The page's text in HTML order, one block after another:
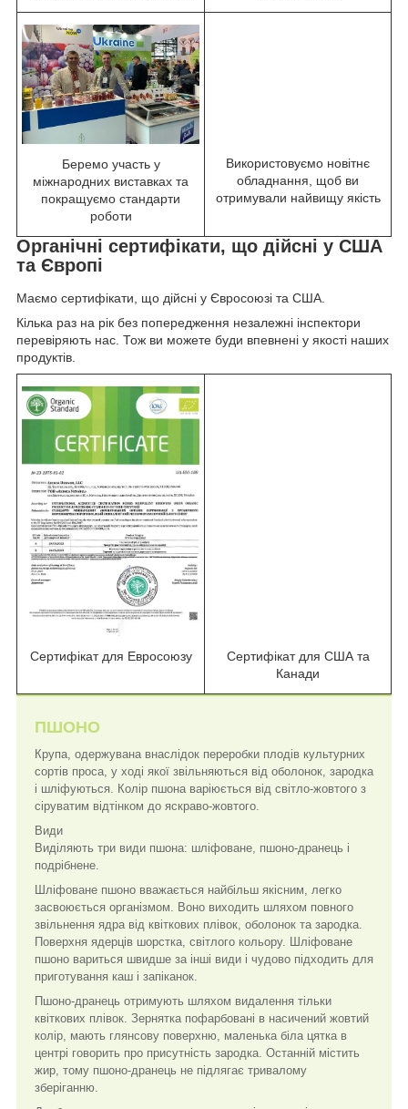
Беремо участь у
міжнародних виставках та
покращуємо стандарти
роботи
Використовуємо новітнє
обладнання, щоб ви
отримували найвищу якість
Органічні сертифікати, що дійсні у США
та Європі
Маємо сертифікати, що дійсні у Євросоюзі та США.
Кілька раз на рік без попередження незалежні інспектори
перевіряють нас. Тож ви можете буди впевнені у якості наших
продуктів.
Сертифікат для Евросоюзу
Сертифікат для США та
Канади
ПШОНО
Крупа, одержувана внаслідок переробки плодів культурних
сортів проса, у ході якої звільняються від оболонок, зародка
і шліфуються. Колір пшона варіюється від світло-жовтого з
сіруватим відтінком до яскраво-жовтого.
Види
Виділяють три види пшона: шліфоване, пшоно-дранець і
подрібнене.
Шліфоване пшоно вважається найбільш якісним, легко
засвоюється організмом. Воно виходить шляхом повного
звільнення ядра від квіткових плівок, оболонок та зародка.
Поверхня ядерців шорстка, світлого кольору. Шліфоване
пшоно вариться швидше за інші види і чудово підходить для
приготування каш і запіканок.
Пшоно-дранець отримують шляхом видалення тільки
квіткових плівок. Зернятка пофарбовані в насичений жовтий
колір, мають глянсову поверхню, маленька біла цятка в
центрі говорить про присутність зародка. Останній містить
жир, тому пшоно-дранець не підлягає тривалому
зберіганню.